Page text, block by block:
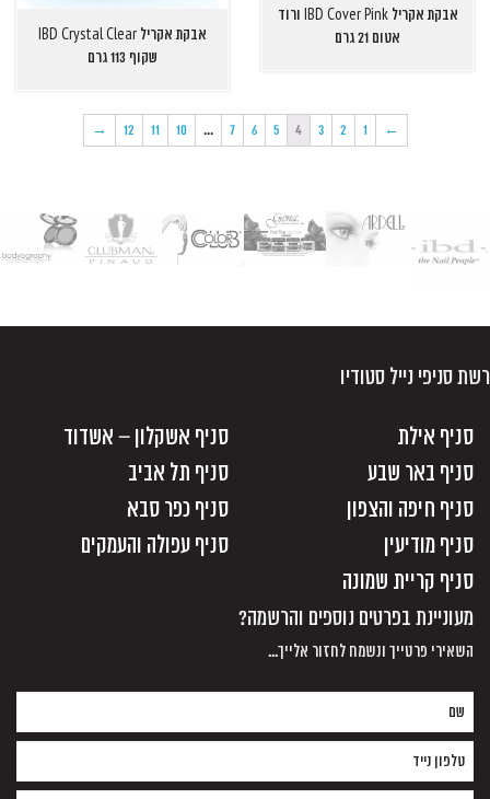
אבקת אקריל IBD Cover Pink ורוד
אטום 21 גרם
אבקת אקריל IBD Crystal Clear
שקוף 113 גרם
←
1
2
3
4
5
6
7
…
10
11
12
→
רשת סניפי נייל סטודיו
סניף אילת
סניף אשקלון – אשדוד
סניף באר שבע
סניף תל אביב
סניף חיפה והצפון
סניף כפר סבא
סניף מודיעין
סניף עפולה והעמקים
סניף קריית שמונה
מעוניינת בפרטים נוספים והרשמה?
השאירי פרטייך ונשמח לחזור אלייך...